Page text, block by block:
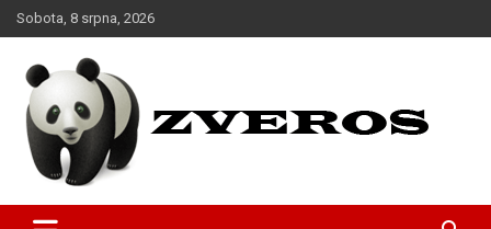
Skip
to
Sobota, 8 srpna, 2026
Zveros